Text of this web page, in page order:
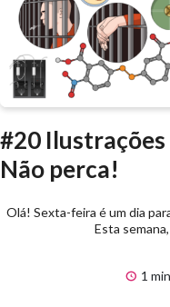
#20
Não perca!
Olá! Sexta-feira é um dia
Esta
1